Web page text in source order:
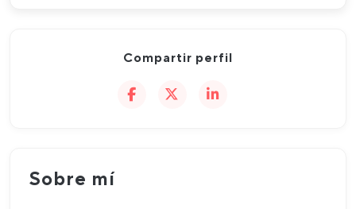
Compartir perfil
Sobre mí